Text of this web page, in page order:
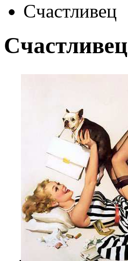
Cчастливец
Cчастливец
Элвгрен Джил